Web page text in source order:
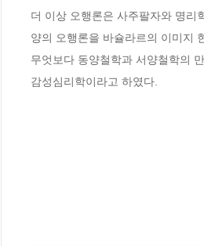
더 이상 오행론은 사주팔자와 명리
양의 오행론을 바슐라르의 이미지
무엇보다 동양철학과 서양철학의
감성심리학이라고 하였다.